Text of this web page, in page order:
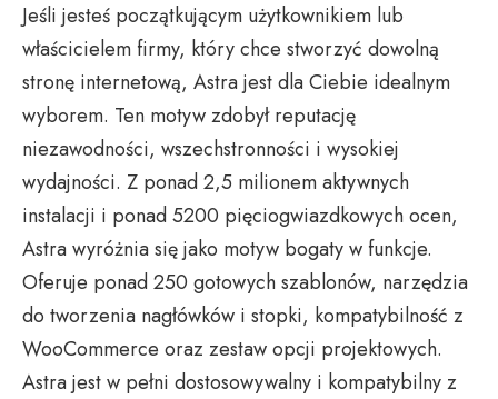
Jeśli jesteś początkującym użytkownikiem lub
właścicielem firmy, który chce stworzyć dowolną
stronę internetową, Astra jest dla Ciebie idealnym
wyborem. Ten motyw zdobył reputację
niezawodności, wszechstronności i wysokiej
wydajności. Z ponad 2,5 milionem aktywnych
instalacji i ponad 5200 pięciogwiazdkowych ocen,
Astra wyróżnia się jako motyw bogaty w funkcje.
Oferuje ponad 250 gotowych szablonów, narzędzia
do tworzenia nagłówków i stopki, kompatybilność z
WooCommerce oraz zestaw opcji projektowych.
Astra jest w pełni dostosowywalny i kompatybilny z